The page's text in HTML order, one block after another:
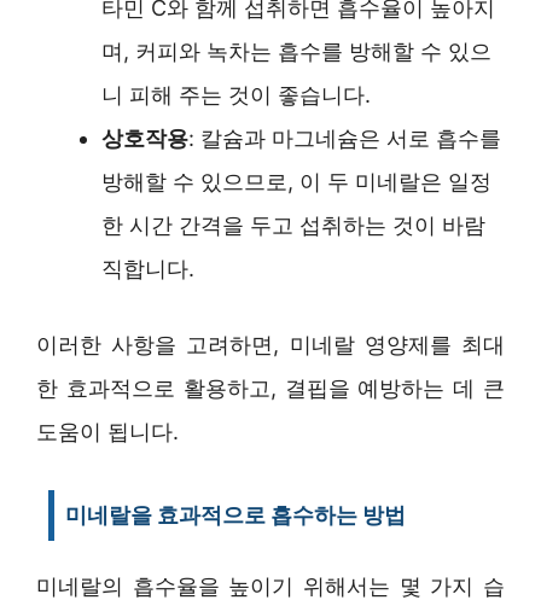
타민 C와 함께 섭취하면 흡수율이 높아지
며, 커피와 녹차는 흡수를 방해할 수 있으
니 피해 주는 것이 좋습니다.
상호작용: 칼슘과 마그네슘은 서로 흡수를
방해할 수 있으므로, 이 두 미네랄은 일정
한 시간 간격을 두고 섭취하는 것이 바람
직합니다.
이러한 사항을 고려하면, 미네랄 영양제를 최대
한 효과적으로 활용하고, 결핍을 예방하는 데 큰
도움이 됩니다.
미네랄을 효과적으로 흡수하는 방법
미네랄의 흡수율을 높이기 위해서는 몇 가지 습